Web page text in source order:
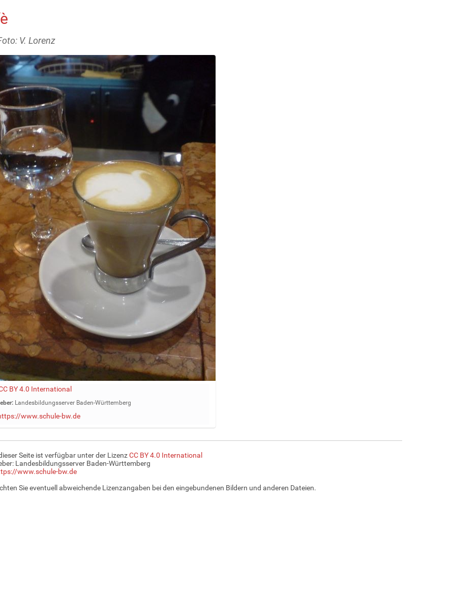
V. Lorenz
BY 4.0 International
Landesbildungsserver Baden-Württemberg
www.schule-bw.de
Seite ist verfügbar unter der LizenzCC BY 4.0 International
Landesbildungsserver Baden-Württemberg
www.schule-bw.de
Sie eventuell abweichende Lizenzangaben bei den eingebundenen Bildern und anderen Dateien.